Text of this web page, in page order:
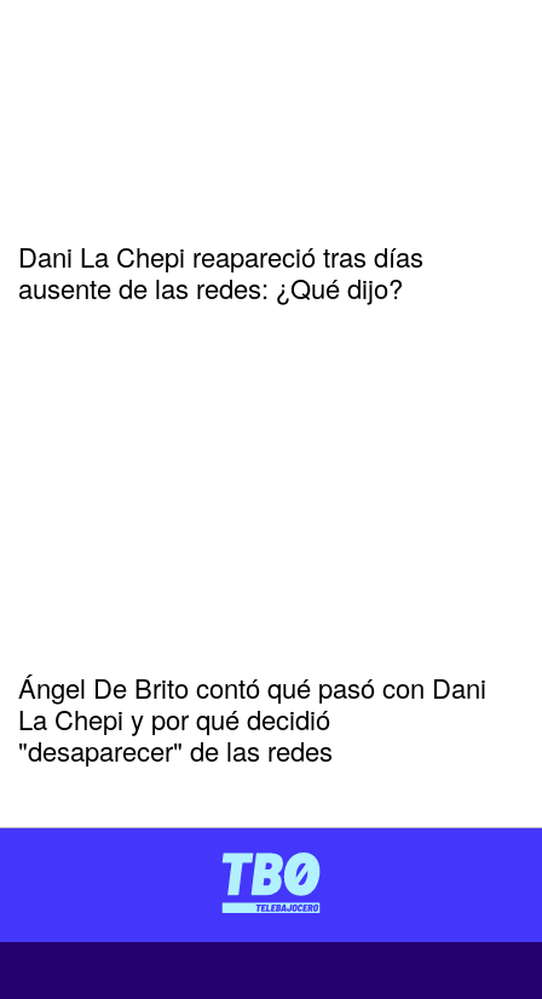
Dani La Chepi reapareció tras días
ausente de las redes: ¿Qué dijo?
Ángel De Brito contó qué pasó con Dani
La Chepi y por qué decidió
"desaparecer" de las redes